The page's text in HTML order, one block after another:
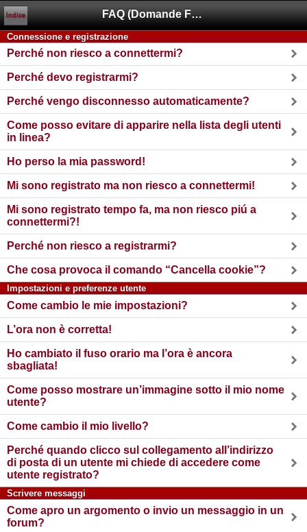
FAQ (Domande Frequenti)
Indice
Connessione e registrazione
Perché non riesco a connettermi?
Perché devo registrarmi?
Perché vengo disconnesso automaticamente?
Come posso evitare di apparire nella lista degli utenti
in linea?
Ho perso la mia password!
Mi sono registrato ma non riesco a connettermi!
Mi sono registrato tempo fa, ma non riesco piú a
connettermi?!
Perché non riesco a registrarmi?
Che cosa provoca il comando “Cancella cookie”?
Impostazioni e preferenze utente
Come cambio le mie impostazioni?
L’ora non è corretta!
Ho cambiato il fuso orario ma l’ora è ancora
sbagliata!
Come posso mostrare un’immagine sotto il mio nome
utente?
Come cambio il mio livello?
Perché quando clicco sul collegamento all’indirizzo
di posta di un utente mi chiede di accedere come
utente registrato?
Scrivere messaggi
Come apro un argomento o invio un messaggio in un
forum?